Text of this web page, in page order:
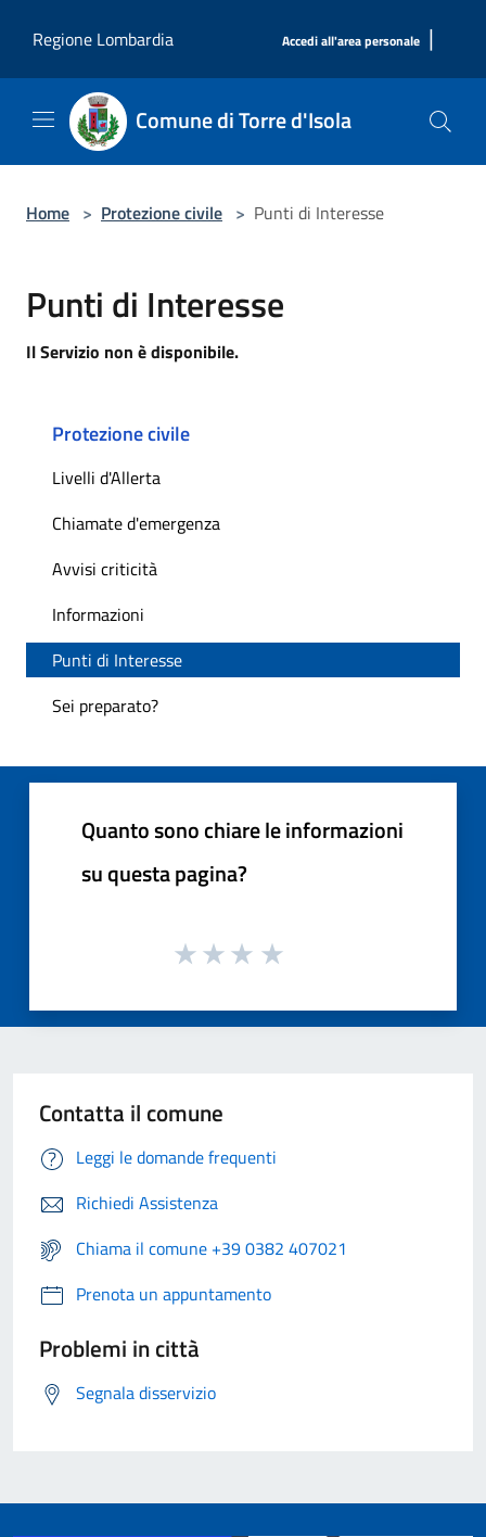
Regione Lombardia
Accedi all'area personale |
Comune di Torre d'Isola
Home > Protezione civile > Punti di Interesse
Punti di Interesse
Il Servizio non è disponibile.
Protezione civile
Livelli d'Allerta
Chiamate d'emergenza
Avvisi criticità
Informazioni
Punti di Interesse
Sei preparato?
Quanto sono chiare le informazioni
su questa pagina?
Contatta il comune
Leggi le domande frequenti
Richiedi Assistenza
Chiama il comune +39 0382 407021
Prenota un appuntamento
Problemi in città
Segnala disservizio